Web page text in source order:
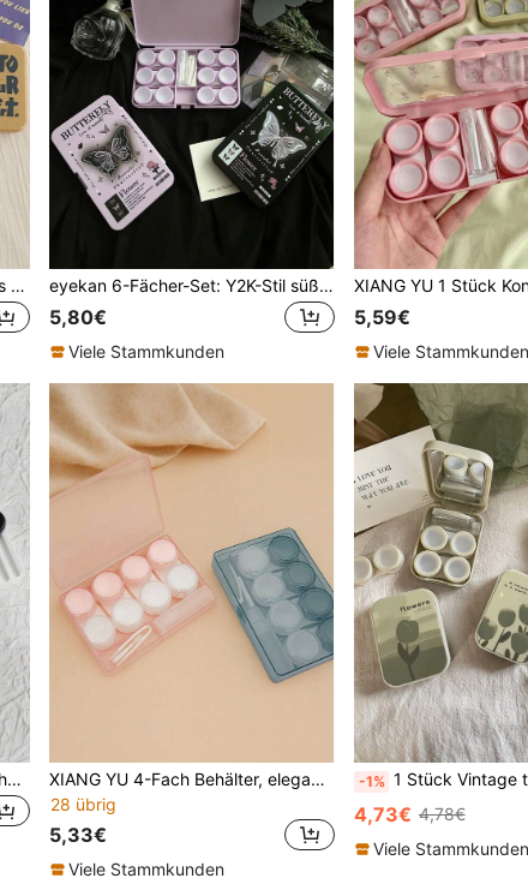
XIANG YU 3-in-1 minimalistisches Buchstaben-Kontaktlinsen-Etui-Set, farbiges Kontaktlinsen-Etui-Set mit Spiegel, kompakt und tragbar, zum Einweichen und Aufbewahren, geeignet für Kontaktlinsen, farbige Kontaktlinsen, Halloween-Thema Schule eyekan 6-Fächer-Set: Y2K-Stil süß & cool Schmetterlings-Muster Kontaktlinsen-Aufbewahrungsbox Schule
5,80€
Viele Stammkunden
5,59€
Viele Stammkunden
XIANG YU 3-in-1 süß & frisch Schmetterling geformter Kontaktlinsenbehälter, mit Pinzette, tragbare auslaufsichere Kontaktlinsen Aufbewahrungsbox Set, Reise- & Pflegeset für Zuhause, farbige Kontaktlinsen, Make-up, etc.
XIANG YU 4-Fach Behälter, eleganter Kontaktlinsen Begleiter, auslaufsicher tragbar, geeignet für Reisen und Zuhause, zum Einweichen und Aufbewahren
28 übrig
5,33€
Viele Stammkunden
-1% 1 Stück Vintage tragbare Kontaktlinsenetui Kontaktlinsen-Begleiter-Etui, Pflegebox, 2 Pack tragbares auslaufsicheres Set mit Spiegel und
4,73€ 4,78€
Viele Stammkunden